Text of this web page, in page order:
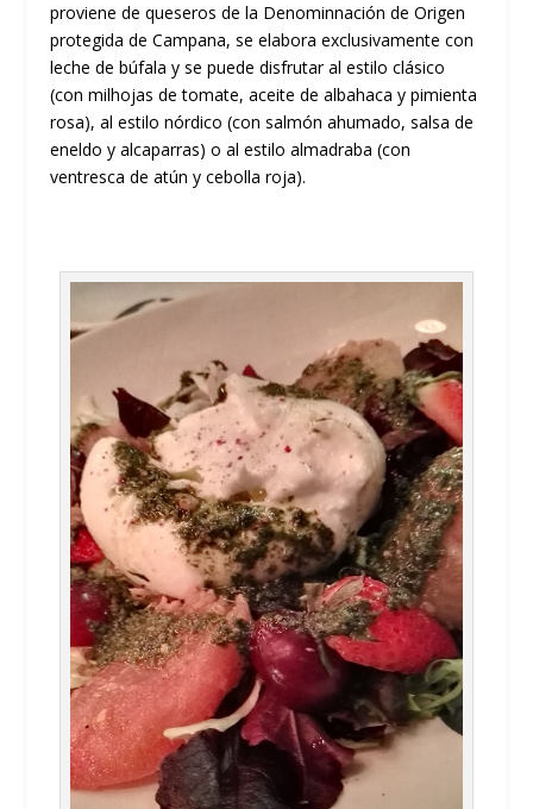
proviene de queseros de la Denominnación de Origen
protegida de Campana, se elabora exclusivamente con
leche de búfala y se puede disfrutar al estilo clásico
(con milhojas de tomate, aceite de albahaca y pimienta
rosa), al estilo nórdico (con salmón ahumado, salsa de
eneldo y alcaparras) o al estilo almadraba (con
ventresca de atún y cebolla roja).